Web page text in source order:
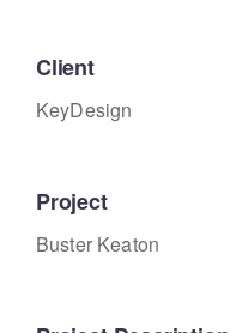
Client
KeyDesign
Project
Buster Keaton